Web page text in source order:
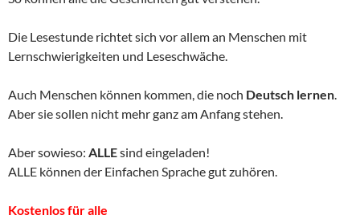
Die Lesestunde richtet sich vor allem an Menschen mit
Lernschwierigkeiten und Leseschwäche.
Auch Menschen können kommen, die noch Deutsch lernen.
Aber sie sollen nicht mehr ganz am Anfang stehen.
Aber sowieso: ALLEsind eingeladen!
ALLE können der Einfachen Sprache gut zuhören.
Kostenlos für alle